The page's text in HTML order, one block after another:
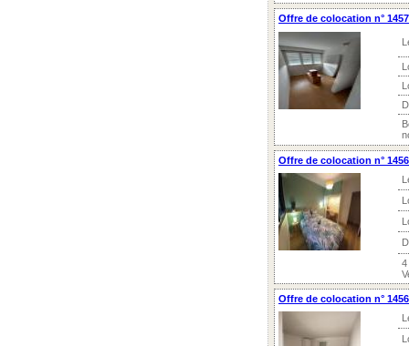
Offre de colocation n°
Offre de colocation n°
4
Offre de colocation n°